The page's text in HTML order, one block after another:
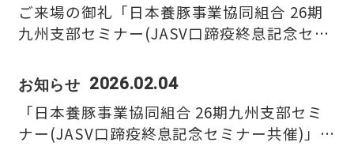
新着情報一覧
プライバシーポリシー
ご来場の御礼「日本養豚事業協同組合 26期
九州支部セミナー(JASV口蹄疫終息記念セミ
お知らせ 2026.02.04
「日本養豚事業協同組合 26期九州支部セミ
ナー(JASV口蹄疫終息記念セミナー共催)」出